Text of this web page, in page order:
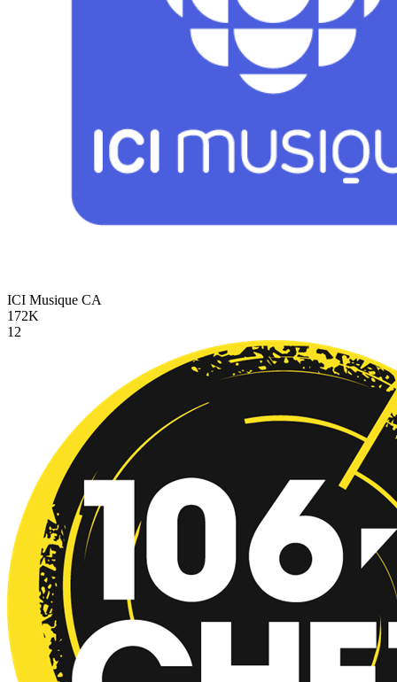
ICI Musique CA
172K
12